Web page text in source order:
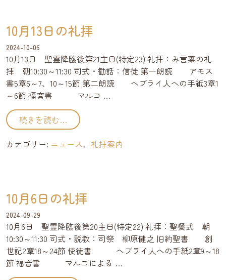
10月13日の礼拝
2024-10-06
10月13日 聖霊降臨後第21主日(特定23) 礼拝：み言葉の礼
拝 朝10:30～11:30 司式・勧話：信徒 第一朗読 アモス
書5章6～7、10～15節 第二朗読 ヘブライ人への手紙3章1
～6節 福音書 マルコ …
続きを読む… from 10月13日の礼拝
カテゴリー: ニュース、 礼拝案内
10月6日の礼拝
2024-09-29
10月6日 聖霊降臨後第20主日(特定22) 礼拝：聖餐式 朝
10:30～11:30 司式・説教：司祭 柳原健之 旧約聖書 創
世記2章18～24節 使徒書 ヘブライ人への手紙2章9～18
節 福音書 マルコによる …